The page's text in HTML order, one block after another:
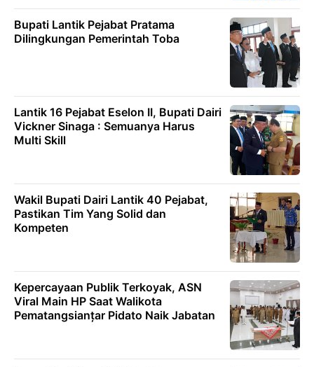
Bupati Lantik Pejabat Pratama
Dilingkungan Pemerintah Toba
Lantik 16 Pejabat Eselon II, Bupati Dairi
Vickner Sinaga : Semuanya Harus
Multi Skill
Wakil Bupati Dairi Lantik 40 Pejabat,
Pastikan Tim Yang Solid dan
Kompeten
Kepercayaan Publik Terkoyak, ASN
Viral Main HP Saat Walikota
Pematangsianțar Pidato Naik Jabatan